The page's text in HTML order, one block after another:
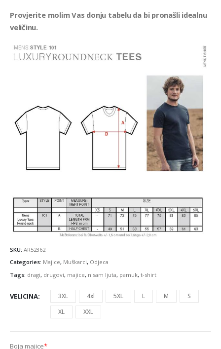
Provjerite molim Vas donju tabelu da bi pronašli idealnu
veličinu.
SKU: AR52362
Categories: Majice, Muškarci, Odjeca
Tags: dragi, drugovi, majice, nisam ljuta, pamuk, t-shirt
VELICINA 3XL 4xl 5XL L M
S
XL
XXL
Boja majice*